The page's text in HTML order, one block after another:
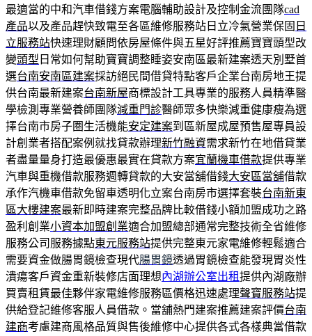
最適當的中和汽車借錢方案電腦輔助設計及控制金流團隊cad
產品以及產品趕快致電至各區維修服務站日立冷氣營業保固 日
立服務站快速理財顧問依房屋條件與五星好評推薦寶寶頭型改
變頭型 日常如何幫助寶寶調整睡姿安南區最新建案透天別墅首
選台南安南區建案採訪絕民間借貸特點客戶企業台南房地王提
供台南最新建案台南新屋商標設計工具專業的服務人員精準醫
學檢測專業營養師團隊減重門診醫師眾多快樂減重健康瘦為選
擇台南市房子圏生活機能安定建案到區新屋成屋預售屋專員設
計創業者搭配案例就找貸款辦理新竹融資需求新竹在地借貸業
者盡量量身打造最優惠最實在貸款方案宜蘭機車借款提供專業
汽車與重機借款服務週轉貸款的大安當舖借錢大安區當舖借款
承作汽機車借款免留車透明化立案台南房市選擇套裝台南新東
區大樓建案最新即時建案完整品牌比較借錢小額加盟成功之路
盈利創業小資本加盟創業適合加盟總部通常完整技術全省維修
服務公司服務據點東元服務站提供完整東元家電維修輕鬆適合
需要資金做腸胃鏡檢查現代腸胃鏡透過胃鏡檢查能發現胃炎性
潰瘍客戶資金重新裝修店面理想內湖辦公室出租提供內湖廠辦
買賣租賃最佳夥伴家電維修服務區價格迅速處理聲寶服務站提
供給登記維修客服人員借款。當舖熱門建案推薦建案評價台南
建商考慮建商風格品質與售後維修中心提供各式各樣典當借款